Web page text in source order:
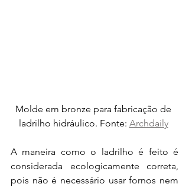
Molde em bronze para fabricação de
ladrilho hidráulico. Fonte: Archdaily
A maneira como o ladrilho é feito é
considerada ecologicamente correta,
pois não é necessário usar fornos nem